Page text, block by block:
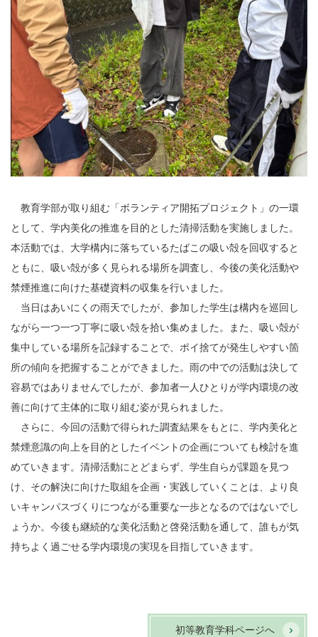
教育学部が取り組む「ボランティア開拓プロジェクト」の一環
として、学内美化の推進を目的とした清掃活動を実施しました。
本活動では、大学構内に落ちているたばこの吸い殻を回収すると
ともに、吸い殻が多く見られる場所を調査し、今後の美化活動や
禁煙推進に向けた基礎資料の収集を行いました。
当日はあいにくの雨天でしたが、参加した学生は構内を巡回し
ながら一つ一つ丁寧に吸い殻を拾い集めました。また、吸い殻が
集中している場所を記録することで、ポイ捨てが発生しやすい箇
所の傾向を把握することができました。雨の中での活動は決して
容易ではありませんでしたが、参加者一人ひとりが学内環境の改
善に向けて主体的に取り組む姿が見られました。
さらに、今回の活動で得られた調査結果をもとに、学内美化と
禁煙意識の向上を目的としたイベントの企画についても検討を進
めていきます。清掃活動にとどまらず、学生自らが課題を見つ
け、その解決に向けた取組を企画・実践していくことは、より良
いキャンパスづくりにつながる重要な一歩となるのではないでし
ょうか。今後も継続的な美化活動と啓発活動を通して、誰もが気
持ちよく過ごせる学内環境の実現を目指していきます。
初等教育学科ページへ